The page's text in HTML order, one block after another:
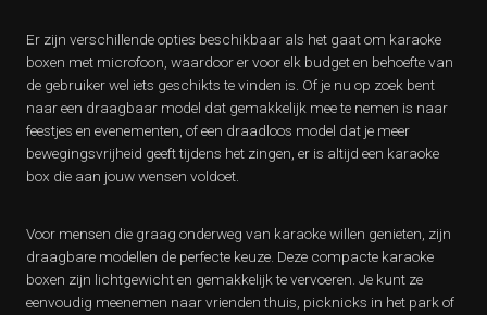
Er zijn verschillende opties beschikbaar als het gaat om karaoke
boxen met microfoon, waardoor er voor elk budget en behoefte van
de gebruiker wel iets geschikts te vinden is. Of je nu op zoek bent
naar een draagbaar model dat gemakkelijk mee te nemen is naar
feestjes en evenementen, of een draadloos model dat je meer
bewegingsvrijheid geeft tijdens het zingen, er is altijd een karaoke
box die aan jouw wensen voldoet.
Voor mensen die graag onderweg van karaoke willen genieten, zijn
draagbare modellen de perfecte keuze. Deze compacte karaoke
boxen zijn lichtgewicht en gemakkelijk te vervoeren. Je kunt ze
eenvoudig meenemen naar vrienden thuis, picknicks in het park of